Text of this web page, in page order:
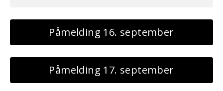
Påmelding 16. september
Påmelding 17. september